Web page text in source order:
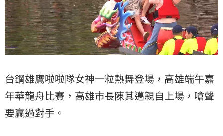
台鋼雄鷹啦啦隊女神一粒熱舞登場，高雄端午嘉
年華龍舟比賽，高雄市長陳其邁親自上場，嗆聲
要贏過對手。